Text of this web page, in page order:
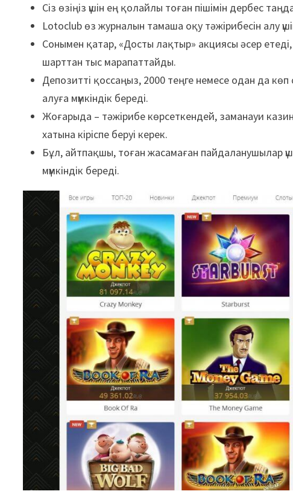
Сіз өзіңіз үшін ең қолайлы тоған пішімін дербес
Lotoclub өз журналын тамаша оқу тәжірибесін алу
Сонымен қатар, «Досты лақтыр» акциясы әсер
шарттан тыс марапаттайды.
Депозитті қоссаңыз, 2000 теңге немесе одан да
алуға мүмкіндік береді.
Жоғарыда – тәжірибе көрсеткендей, заманауи
хатына кіріспе беруі керек.
Бұл, айтпақшы, тоған жасамаған пайдаланушылар
мүмкіндік береді.